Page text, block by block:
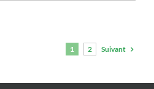
1 2 Suivant